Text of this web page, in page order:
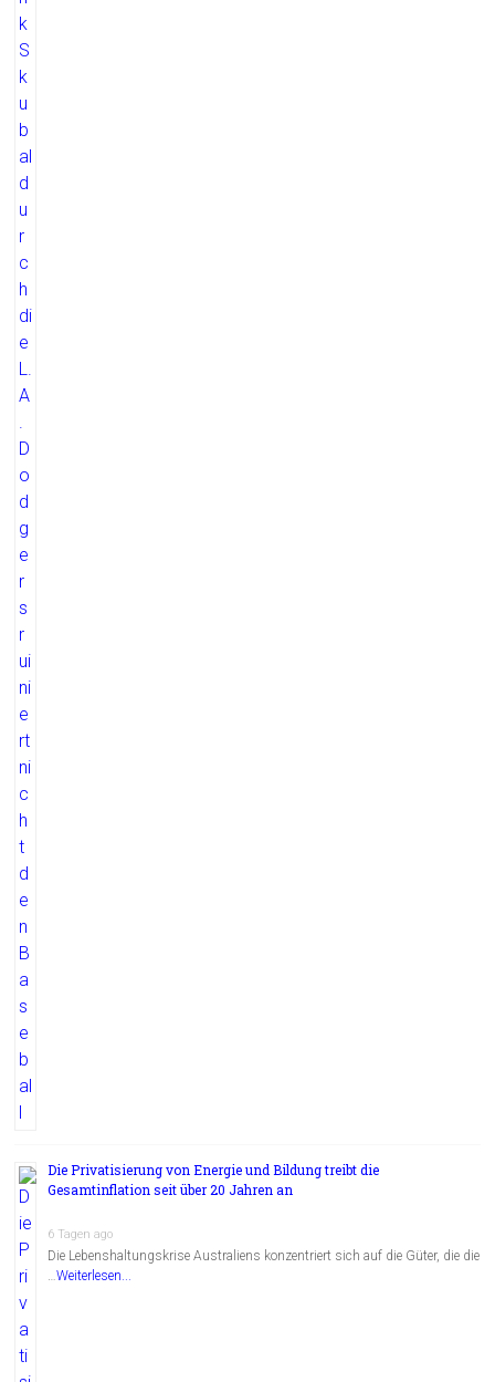
Die Privatisierung von Energie und Bildung treibt die
Gesamtinflation seit über 20 Jahren an
6 Tagen ago
Die Lebenshaltungskrise Australiens konzentriert sich auf die Güter, die die
…Weiterlesen...